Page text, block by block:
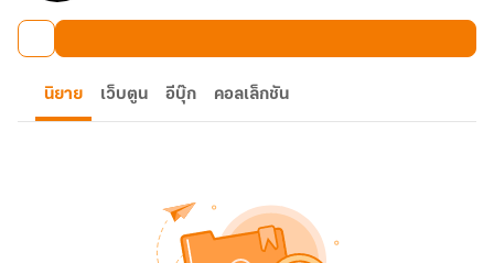
นิยาย เว็บตูน อีบุ๊ก คอลเล็กชัน